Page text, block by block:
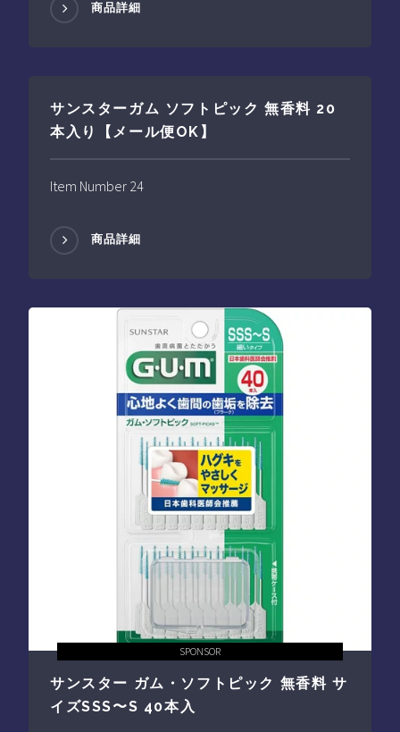
商品詳細
サンスターガム ソフトピック 無香料 20
本入り【メール便OK】
Item Number 24
商品詳細
サンスター ガム・ソフトピック 無香料 サ
イズSSS〜S 40本入
SPONSOR